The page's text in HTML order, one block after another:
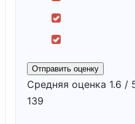
Отправить оценку
Средняя оценка 1.6 /
139